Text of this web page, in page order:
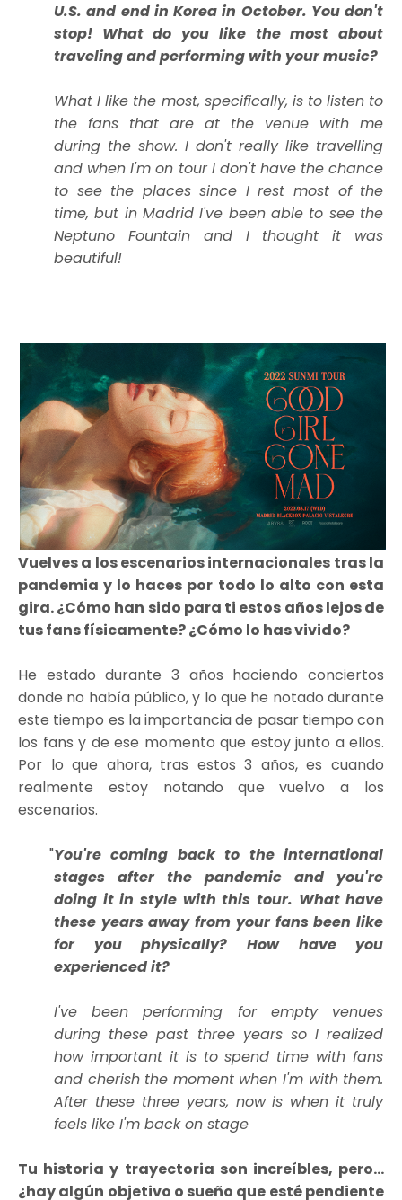
U.S. and end in Korea in October. You don't
stop! What do you like the most about
traveling and performing with your music?
What I like the most, specifically, is to listen to
the fans that are at the venue with me
during the show. I don't really like travelling
and when I'm on tour I don't have the chance
to see the places since I rest most of the
time, but in Madrid I've been able to see the
Neptuno Fountain and I thought it was
beautiful!
Vuelves a los escenarios internacionales tras la
pandemia y lo haces por todo lo alto con esta
gira. ¿Cómo han sido para ti estos años lejos de
tus fans físicamente? ¿Cómo lo has vivido?
He estado durante 3 años haciendo conciertos
donde no había público, y lo que he notado durante
este tiempo es la importancia de pasar tiempo con
los fans y de ese momento que estoy junto a ellos.
Por lo que ahora, tras estos 3 años, es cuando
realmente estoy notando que vuelvo a los
escenarios.
You're coming back to the international
stages after the pandemic and you're
doing it in style with this tour. What have
these years away from your fans been like
for you physically? How have you
experienced it?
I've been performing for empty venues
during these past three years so I realized
how important it is to spend time with fans
and cherish the moment when I'm with them.
After these three years, now is when it truly
feels like I'm back on stage
Tu historia y trayectoria son increíbles, pero…
¿hay algún objetivo o sueño que esté pendiente